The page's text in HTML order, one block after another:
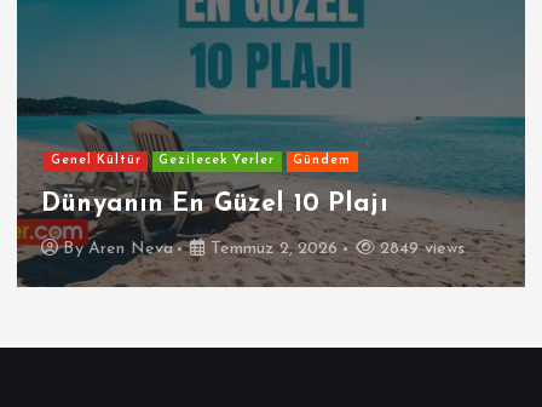
Genel Kültür Gezilecek Yerler Gündem
Dünyanın En Güzel 10 Plajı
ByAren Neva Temmuz 2, 2026 2849 views